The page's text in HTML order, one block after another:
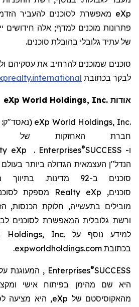
eXp מאפשרת לסוכנים להעביר
פתרונות מוכנים למדף; אלה חידושים
של עתיד גלובלי בהובלת סוכנים.
סוכנים שמוכנים להרחיב את עסקיהם
לבקר בכתובת
אודות eXp World Holdings, Inc.
eXp World Holdings, Inc. (נאסד"ק:
חברת האחזקות של
ו- SUCCESS
®
Enterprises
.
eXp
הנדל"ן העצמאית הגדולה ביותר
סוכנים ב-29 מדינות
. בתיווך
סוכנים, eXp
Realty מספקת
מובילים בתעשייה, חלוקת הכנסות,
ורשת גלובלית המאפשרת לסוכנים
למידע נוסף על Holdings, Inc.
בכתובת expworldholdings.com
.
SUCCESS
®
Enterprises, המעוגנת על
היא שם מהימן בפיתוח אישי ומקצועי מאז
מהאקוסיסטם של eXp, היא מציעה